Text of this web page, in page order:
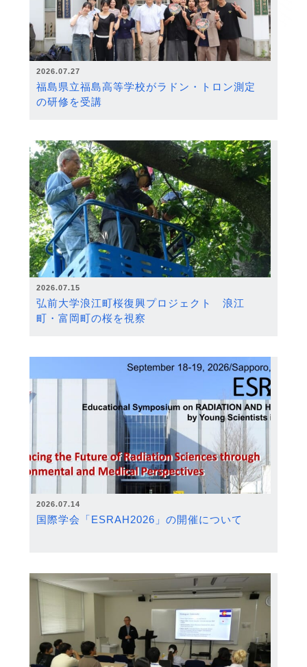
2026.07.27
福島県立福島高等学校がラドン・トロン測定
の研修を受講
2026.07.15
弘前大学浪江町桜復興プロジェクト 浪江
町・富岡町の桜を視察
2026.07.14
国際学会「ESRAH2026」の開催について